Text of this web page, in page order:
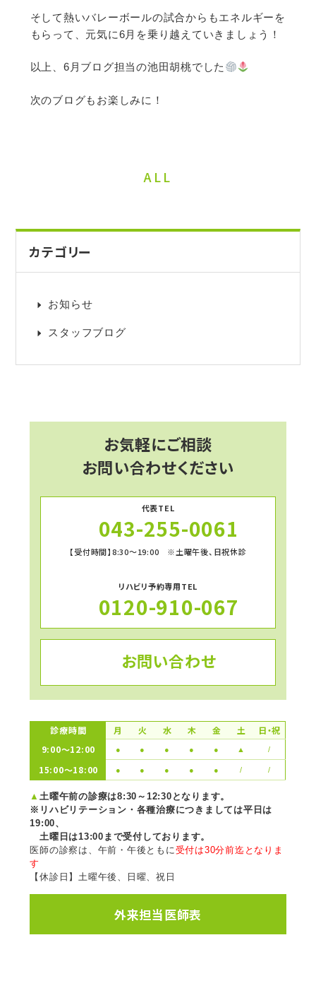
そして熱いバレーボールの試合からもエネルギーを
もらって、元気に6月を乗り越えていきましょう！
以上、6月ブログ担当の池田胡桃でした
次のブログもお楽しみに！
ALL
カテゴリー
お知らせ
スタッフブログ
お気軽にご相談
お問い合わせください
代表TEL
043-255-0061
【受付時間】8:30～19:00 ※土曜午後、日祝休診
リハビリ予約専用TEL
0120-910-067
お問い合わせ
診療時間 月 火 水 木 金 土
日・祝
9:00〜12:00
● ● ● ● ● ▲ /
15:00〜18:00 ● ● ● ● ● / /
▲ 土曜午前の診療は8:30～12:30となります。
※リハビリテーション・各種治療につきましては平日は
19:00、
土曜日は13:00まで受付しております。
医師の診察は、午前・午後ともに 受付は30分前迄となりま
す
【休診日】土曜午後、日曜、祝日
外来担当医師表